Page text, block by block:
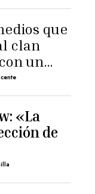
que
clan
un
«La
de